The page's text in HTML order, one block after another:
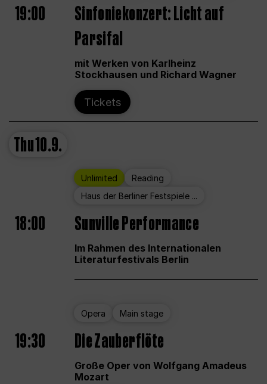
19:00
Sinfoniekonzert: Licht auf
Parsifal
mit Werken von Karlheinz
Stockhausen und Richard Wagner
Tickets
Thu10.9.
Unlimited
Reading
Haus der Berliner Festspiele ...
18:00 Sunville Performance
Im Rahmen des Internationalen
Literaturfestivals Berlin
Opera Main stage
19:30 Die Zauberflöte
Große Oper von Wolfgang Amadeus
Mozart